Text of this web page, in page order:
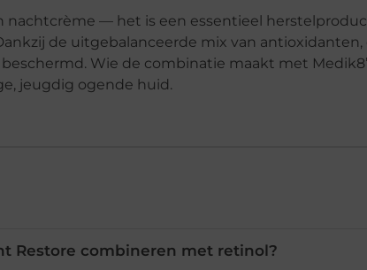
nachtcrème — het is een essentieel
de uitgebalanceerde mix van antioxidanten,
Wie de combinatie maakt met
jeugdig ogende huid.
Restore combineren met retinol?